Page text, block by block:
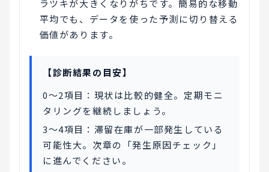
ラツキが大きくなりがちです。簡易的な移動
平均でも、データを使った予測に切り替える
価値があります。
【診断結果の目安】
0〜2項目：現状は比較的健全。定期モニ
タリングを継続しましょう。
3〜4項目：滞留在庫が一部発生している
可能性大。次章の「発生原因チェック」
に進んでください。